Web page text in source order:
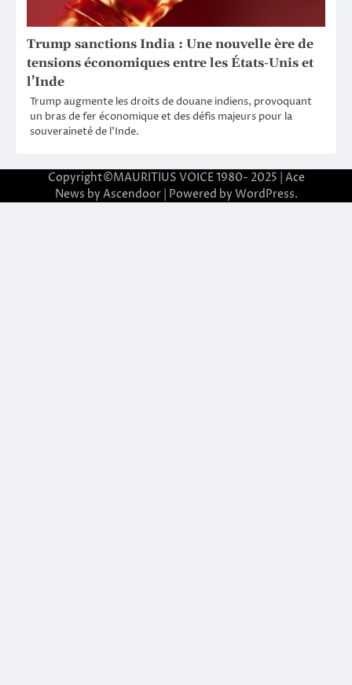
Trump sanctions India : Une nouvelle ère de
tensions économiques entre les États-Unis et
l’Inde
Trump augmente les droits de douane indiens, provoquant
un bras de fer économique et des défis majeurs pour la
souveraineté de l’Inde.
Copyright©MAURITIUS VOICE 1980- 2025 | Ace
News by Ascendoor| Powered by WordPress.